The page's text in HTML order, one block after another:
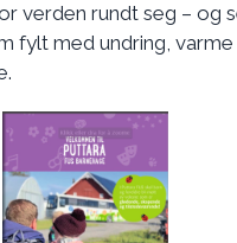
verden rundt seg – og
fylt med undring,